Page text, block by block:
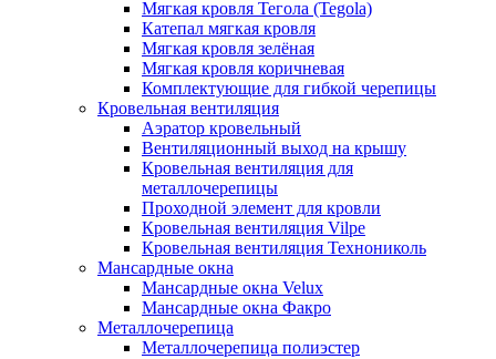
Мягкая кровля Тегола (Tegola)
Катепал мягкая кровля
Мягкая кровля зелёная
Мягкая кровля коричневая
Комплектующие для гибкой черепицы
Кровельная вентиляция
Аэратор кровельный
Вентиляционный выход на крышу
Кровельная вентиляция для
металлочерепицы
Проходной элемент для кровли
Кровельная вентиляция Vilpe
Кровельная вентиляция Технониколь
Мансардные окна
Мансардные окна Velux
Мансардные окна Факро
Металлочерепица
Металлочерепица полиэстер